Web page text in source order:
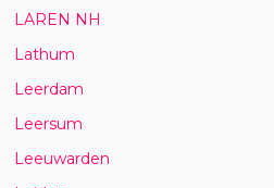
LAREN NH
Lathum
Leerdam
Leersum
Leeuwarden